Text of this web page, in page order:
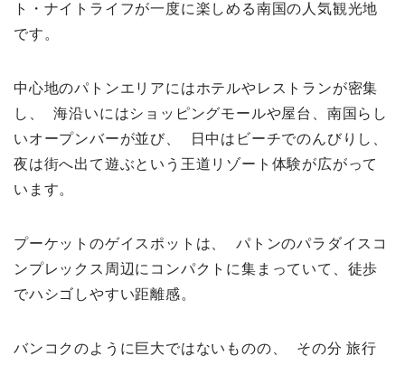
ト・ナイトライフが一度に楽しめる南国の人気観光地
です。
中心地のパトンエリアにはホテルやレストランが密集
し、 海沿いにはショッピングモールや屋台、南国らし
いオープンバーが並び、 日中はビーチでのんびりし、
夜は街へ出て遊ぶという王道リゾート体験が広がって
います。
プーケットのゲイスポットは、 パトンのパラダイスコ
ンプレックス周辺にコンパクトに集まっていて、徒歩
でハシゴしやすい距離感。
バンコクのように巨大ではないものの、 その分 旅行